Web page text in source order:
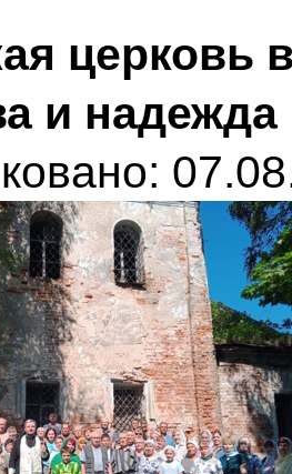
церковь
и надежда